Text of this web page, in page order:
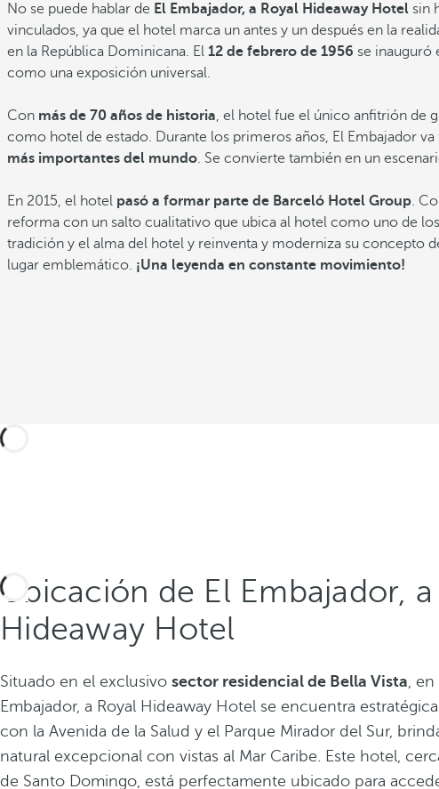
No se puede hablar de El Embajador, a Royal Hideaway Hotel sin
vinculados, ya que el hotel marca un antes y un después en la
en la República Dominicana. El 12 de febrero de 1956 se inauguró
como una exposición universal.
Con más de 70 años de historia, el hotel fue el único anfitrión de
como hotel de estado. Durante los primeros años, El Embajador
más importantes del mundo. Se convierte también en un
En 2015, el hotel pasó a formar parte de Barceló Hotel Group.
reforma con un salto cualitativo que ubica al hotel como uno de
tradición y el alma del hotel y reinventa y moderniza su concepto
lugar emblemático. ¡Una leyenda en constante movimiento!
Ubicación de El Embajador, a
Hideaway Hotel
Situado en el exclusivo sector residencial de Bella Vista, en
Embajador, a Royal Hideaway Hotel se encuentra
con la Avenida de la Salud y el Parque Mirador del Sur,
natural excepcional con vistas al Mar Caribe. Este hotel,
de Santo Domingo, está perfectamente ubicado para